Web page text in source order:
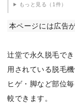
もっと見る（1件）
本ページには広告
辻堂で永久脱毛で
用されている脱毛
ヒゲ・脚など部位
較できます。